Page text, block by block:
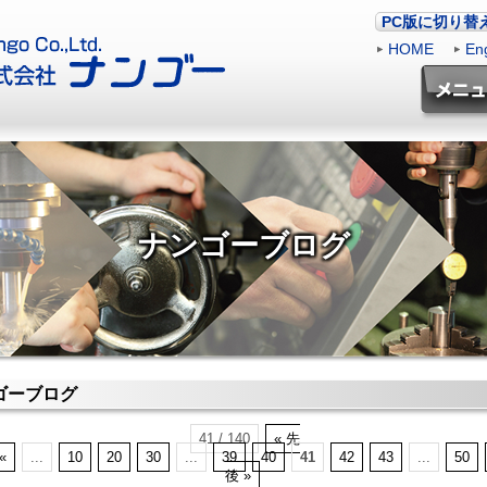
PC版に切り替
HOME
ナンゴーブログ
ーブログ
41 / 140
« 先
«
... 10 20 30 ... 39 40 41 42 43 ...
50
後 »